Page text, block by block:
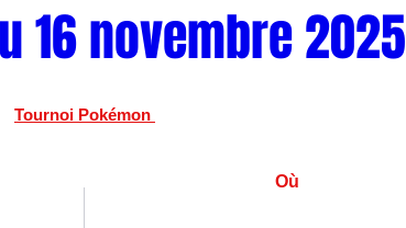
16 novembre 2025
Tournoi Pokémon
Où